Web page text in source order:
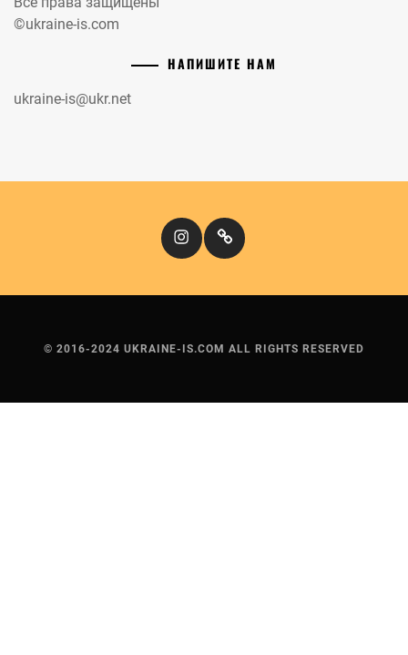
©ukraine-is.com
НАПИШИТЕ НАМ
ukraine-is@ukr.net
InstagramКіномандри
© 2016-2024 UKRAINE-IS.COM ALL RIGHTS RESERVED